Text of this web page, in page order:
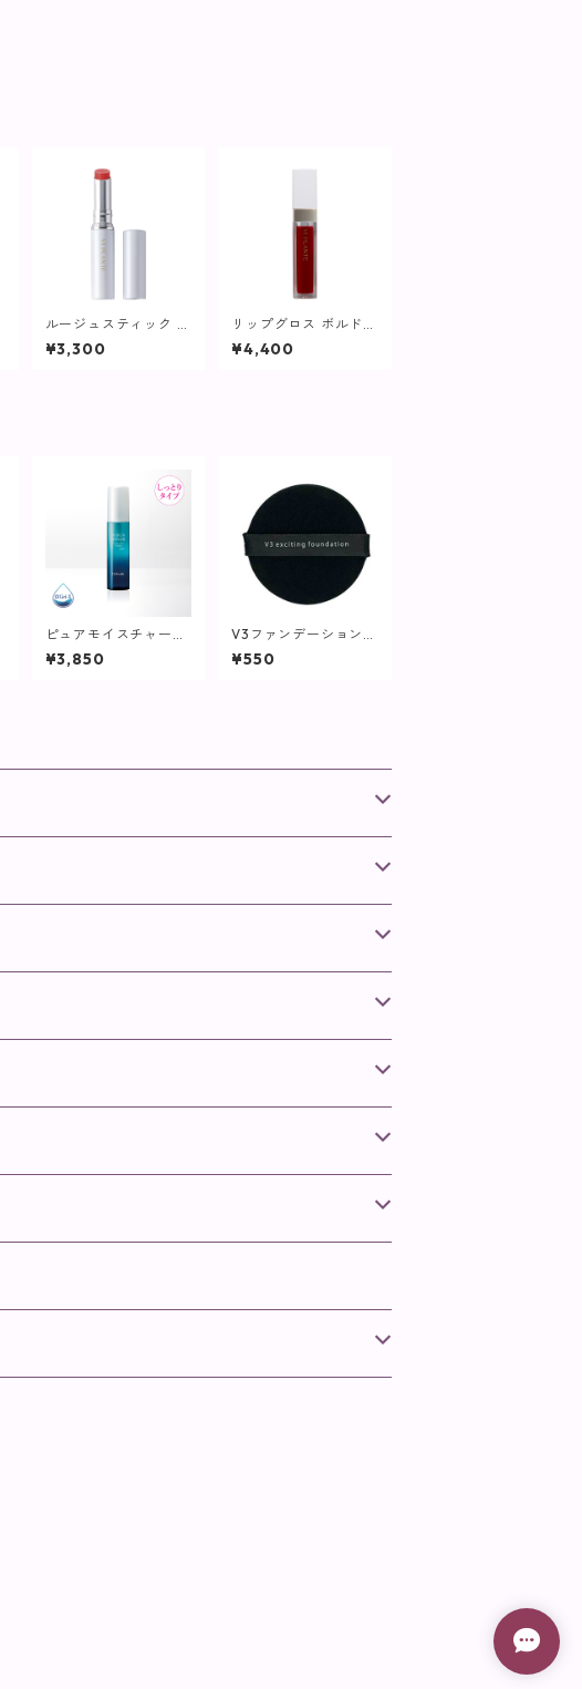
ルージュスティック コ
ーラルレッド【ヴィプ
ランツ】
¥3,300
リップグロス ボルドー
レッド【ヴィプラン
ツ】
¥4,400
ピュアモイスチャーウ
ォーターヴェール / 6
0mL【化粧水/しっと
¥3,850
V3ファンデーション専
用パフ【SPICARE】
¥550